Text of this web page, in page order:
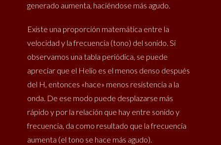
generado aumenta, haciéndose más agudo.
Existe una proporción matemática entre la
velocidad y la frecuencia (tono) del sonido. Si
observamos una tabla periódica, se puede
apreciar que el Helio es el menos denso después
del H, entonces «hace» menos resistencia a la
onda. De ese modo puede desplazarse más
rápido y por la relación que hay entre sonido y
frecuencia, da como resultado que la frecuencia
aumenta (el tono se hace más agudo).